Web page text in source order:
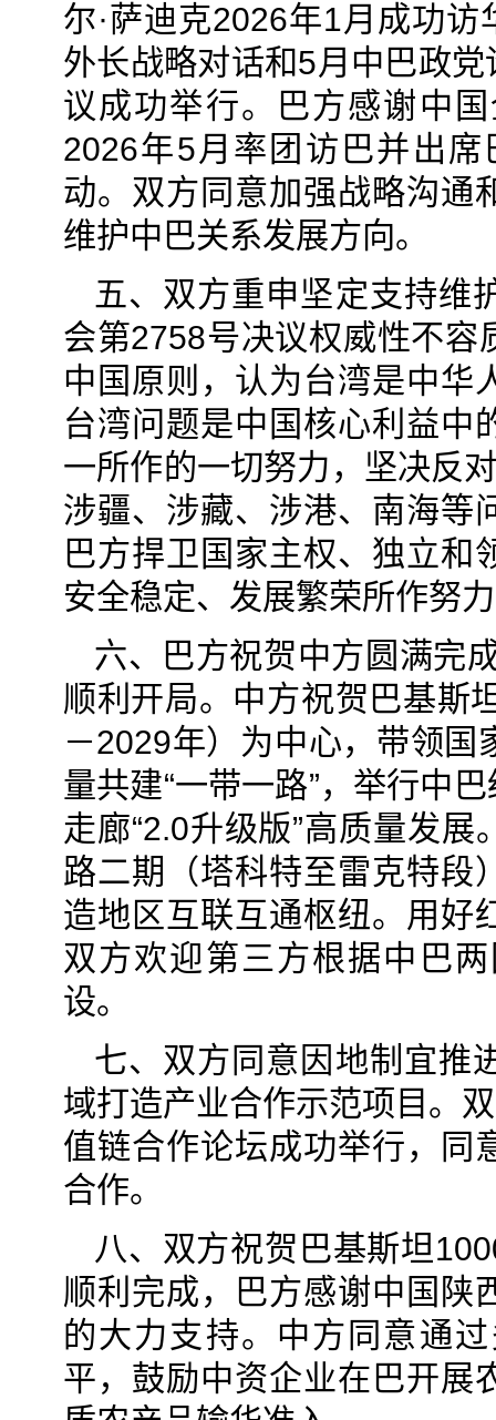
尔·萨迪克2026年1月成功
外长战略对话和5月中巴政
议成功举行。巴方感谢中
2026年5月率团访巴并出
动。双方同意加强战略沟通
维护中巴关系发展方向。
五、双方重申坚定支持维
会第2758号决议权威性不容
中国原则，认为台湾是中华
台湾问题是中国核心利益中
一所作的一切努力，坚决反
涉疆、涉藏、涉港、南海等
巴方捍卫国家主权、独立和
安全稳定、发展繁荣所作努
六、巴方祝贺中方圆满完
顺利开局。中方祝贺巴基斯
－2029年）为中心，带领
量共建“一带一路”，举行中
走廊“2.0升级版”高质量发
路二期（塔科特至雷克特段
造地区互联互通枢纽。用好
双方欢迎第三方根据中巴
设。
七、双方同意因地制宜推
域打造产业合作示范项目。
值链合作论坛成功举行，同
合作。
八、双方祝贺巴基斯坦
顺利完成，巴方感谢中国陕
的大力支持。中方同意通
平，鼓励中资企业在巴开展